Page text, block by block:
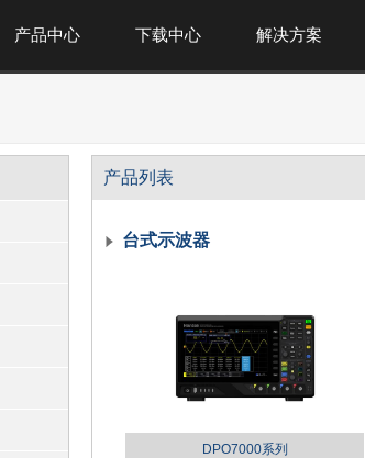
解决方案
下载中心
产品中心
产品列表
台式示波器
DPO7000系列